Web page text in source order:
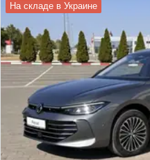
На складе в Украине